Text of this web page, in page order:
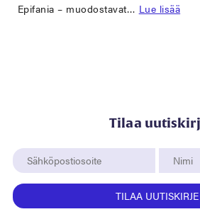
Epifania – muodostavat… Lue lisää
Tilaa
TILAA UUTISKIRJE